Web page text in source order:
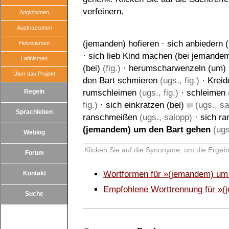
Anglizismen
Austriazismen
Helvetismen
Latinismen
Über das Projekt
Regeln
Sprachleben
Weblog
Forum
Kontakt
Suche
verfeinern.
(jemanden) hofieren · sich anbiedern
· sich lieb Kind machen (bei
(bei) (fig.) · herumscharwenzeln (um)
den Bart schmieren (ugs., fig.) ·
rumschleimen (ugs., fig.) · schleimen
fig.) · sich einkratzen (bei)
(ugs.,
ranschmeißen (ugs., salopp) · sich
(jemandem) um den Bart gehen
Klicken Sie auf die Synonyme, um die
Wortformen für »(jemandem)
Empfohlene Worttrennung für